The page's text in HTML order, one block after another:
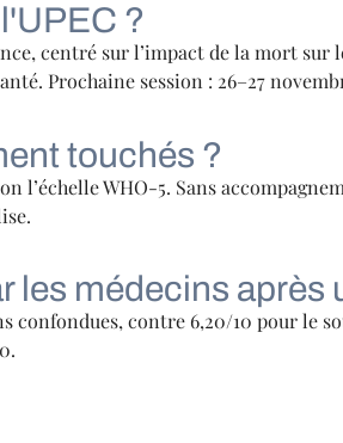
?
centré sur l’impact de la mort sur
Prochaine session : 26–27
touchés ?
l’échelle WHO-5. Sans
les médecins après
contre 6,20/10 pour le